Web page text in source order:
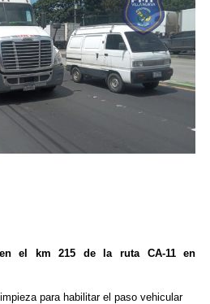
en el km 215 de la ruta CA-11 en
para habilitar el paso vehicular